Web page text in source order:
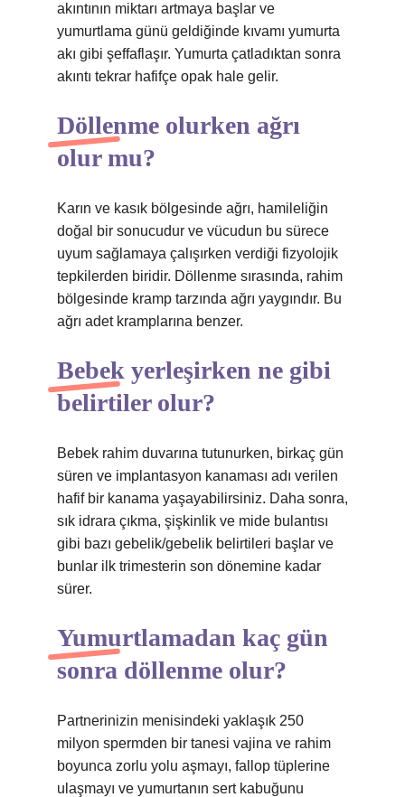
akıntının miktarı artmaya başlar ve
yumurtlama günü geldiğinde kıvamı yumurta
akı gibi şeffaflaşır. Yumurta çatladıktan sonra
akıntı tekrar hafifçe opak hale gelir.
Döllenme olurken ağrı
olur mu?
Karın ve kasık bölgesinde ağrı, hamileliğin
doğal bir sonucudur ve vücudun bu sürece
uyum sağlamaya çalışırken verdiği fizyolojik
tepkilerden biridir. Döllenme sırasında, rahim
bölgesinde kramp tarzında ağrı yaygındır. Bu
ağrı adet kramplarına benzer.
Bebek yerleşirken ne gibi
belirtiler olur?
Bebek rahim duvarına tutunurken, birkaç gün
süren ve implantasyon kanaması adı verilen
hafif bir kanama yaşayabilirsiniz. Daha sonra,
sık idrara çıkma, şişkinlik ve mide bulantısı
gibi bazı gebelik/gebelik belirtileri başlar ve
bunlar ilk trimesterin son dönemine kadar
sürer.
Yumurtlamadan kaç gün
sonra döllenme olur?
Partnerinizin menisindeki yaklaşık 250
milyon spermden bir tanesi vajina ve rahim
boyunca zorlu yolu aşmayı, fallop tüplerine
ulaşmayı ve yumurtanın sert kabuğunu